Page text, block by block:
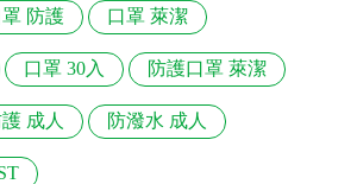
防護 口罩 萊潔
口罩 30入 防護口罩 萊潔
成人 防潑水 成人